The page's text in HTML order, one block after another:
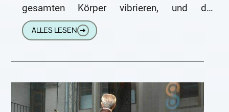
gesamten Körper vibrieren, und die
elektrisierende Atmosphäre machen es fast
unmöglich, still zu bleiben.
ALLES LESEN ➔